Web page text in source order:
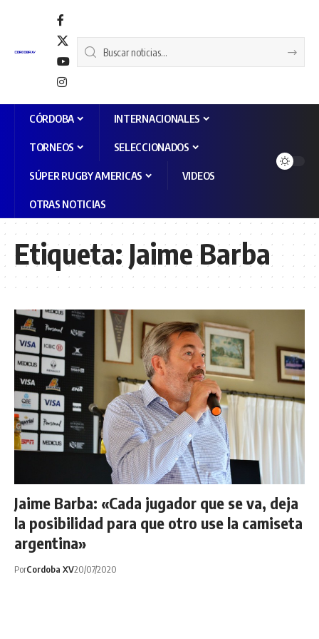
CÓRDOBA INTERNACIONALES
TORNEOS SELECCIONADOS
SÚPER RUGBY AMERICAS VIDEOS
OTRAS NOTICIAS
Etiqueta:Jaime Barba
Jaime Barba: «Cada jugador que se va, deja
la posibilidad para que otro use la camiseta
argentina»
PorCordoba XV20/07/2020